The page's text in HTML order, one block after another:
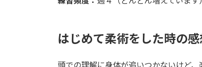
はじめて柔術をした時の感
頭での理解に身体が追いつかないけど、